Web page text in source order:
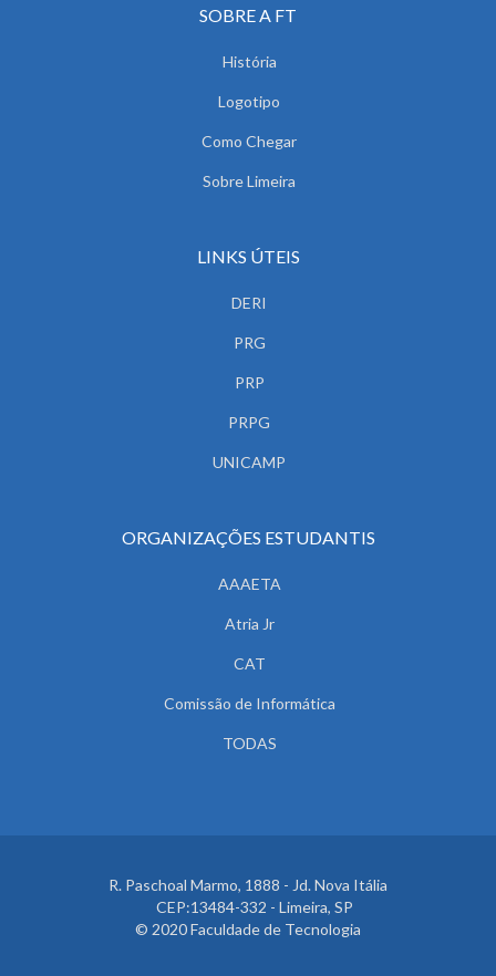
SOBRE A FT
História
Logotipo
Como Chegar
Sobre Limeira
LINKS ÚTEIS
DERI
PRG
PRP
PRPG
UNICAMP
ORGANIZAÇÕES ESTUDANTIS
AAAETA
Atria Jr
CAT
Comissão de Informática
TODAS
R. Paschoal Marmo, 1888 - Jd. Nova Itália
CEP:13484-332 - Limeira, SP
© 2020 Faculdade de Tecnologia